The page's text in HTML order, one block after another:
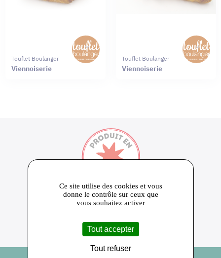
Touflet Boulanger
Viennoiserie
Touflet Boulanger
Viennoiserie
650
Près de 650 producteurs adhérents
10 000
24
Ambassadeurs de la marque PRODUIT EN
ILE DE FRANCE
Ce site utilise des cookies et vous
donne le contrôle sur ceux que
vous souhaitez activer
Tout accepter
Tout refuser